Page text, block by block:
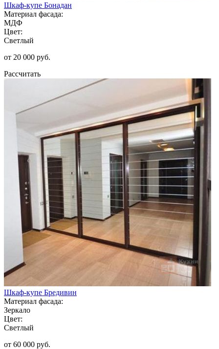
Шкаф-купе Бонадан
Материал фасада:
МДФ
Цвет:
Светлый
от 20 000 руб.
Рассчитать
Шкаф-купе Бредивин
Материал фасада:
Зеркало
Цвет:
Светлый
от 60 000 руб.